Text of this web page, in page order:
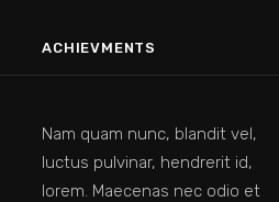
ACHIEVMENTS
Nam quam nunc, blandit vel,
luctus pulvinar, hendrerit id,
lorem. Maecenas nec odio et